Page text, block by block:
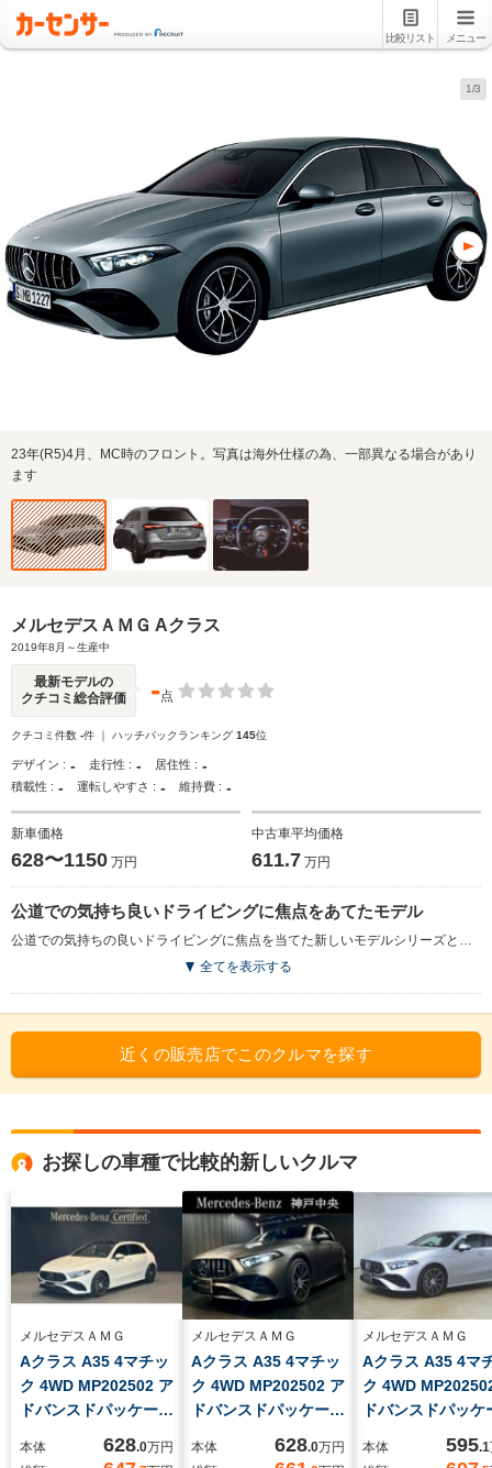
比較リスト メニュー
1/3
23年(R5)4月、MC時のフロント。写真は海外仕様の為、一部異なる場合があり
ます
メルセデスＡＭＧ Aクラス
2019年8月～生産中
最新モデルの
クチコミ総合評価
-点
クチコミ件数 -件 ｜ ハッチバックランキング 145位
デザイン : - 走行性 : - 居住性 : -
積載性 : - 運転しやすさ : - 維持費 : -
新車価格
628〜1150 万円
中古車平均価格
611.7 万円
公道での気持ち良いドライビングに焦点をあてたモデル
公道での気持ちの良いドライビングに焦点を当てた新しいモデルシリーズとして開発されたAクラスのハイパフォーマンス仕様。Aクラスなどの前輪駆動アーキテクチャーモデルに、最高出力306ps／最大トルク400N・mを発生する2L直4ターボを与え、十分なトラクションを確保するため、四輪駆動システムが組み合わされた。シャシーの補強や、サスペンションのセッティングの見直し、ブレーキの強化も施された。5つのドライブモードが用意され、コンフォート、スポーツ、スポーツプラス、スリッパリーなどの固定モードに加え、個々のモードを自由に組み合せられる、インディビジュアルも選択できる。独自のフロントグリルをはじめ、専用パーツが与えられた。（2019.8）
全てを表示する
近くの販売店でこのクルマを探す
お探しの車種で比較的新しいクルマ
メルセデスＡＭＧ
Aクラス A35 4マチッ
ク 4WD MP202502 ア
ドバンスドパッケー
ンスパッケージ 全周
本体 628.0万円
メルセデスＡＭＧ
Aクラス A35 4マチッ
ク 4WD MP202502 ア
ドバンスドパッケー
スパッケージ/マウン
本体 628.0万円
メルセデスＡＭＧ
Aクラス A35 4マ
ク 4WD
ドバンスドパッケ
パワーシート ト
本体 595.1